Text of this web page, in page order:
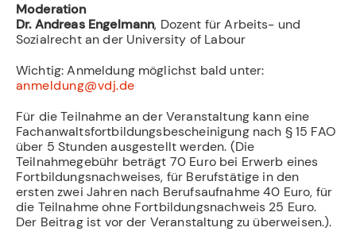
Moderation
Dr. Andreas Engelmann, Dozent für Arbeits- und
Sozialrecht an der University of Labour
Wichtig: Anmeldung möglichst bald unter:
anmeldung@vdj.de
Für die Teilnahme an der Veranstaltung kann eine
Fachanwaltsfortbildungsbescheinigung nach § 15 FAO
über 5 Stunden ausgestellt werden. (Die
Teilnahmegebühr beträgt 70 Euro bei Erwerb eines
Fortbildungsnachweises, für Berufstätige in den
ersten zwei Jahren nach Berufsaufnahme 40 Euro, für
die Teilnahme ohne Fortbildungsnachweis 25 Euro.
Der Beitrag ist vor der Veranstaltung zu überweisen.).